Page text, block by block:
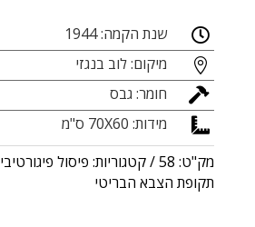
 שנת הקמה: 1944
 מיקום: לוב בנגזי
 חומר: גבס

מידות: 70X60 ס"מ
מק"ט: 58 קטגוריות: פיסול פיגורטיבי
תקופת הצבא הבריטי